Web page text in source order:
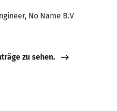
No Name B.V
zu sehen.